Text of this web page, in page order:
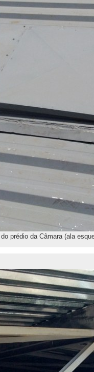
prédio da Câmara (ala